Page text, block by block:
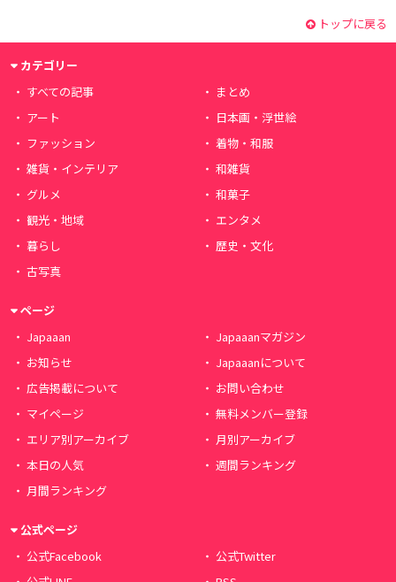
トップに戻る
カテゴリー
すべての記事
まとめ
アート
日本画・浮世絵
ファッション
着物・和服
雑貨・インテリア
和雑貨
グルメ
和菓子
観光・地域
エンタメ
暮らし
歴史・文化
古写真
ページ
Japaaan
Japaaanマガジン
お知らせ
Japaaanについて
広告掲載について
お問い合わせ
マイページ
無料メンバー登録
エリア別アーカイブ
月別アーカイブ
本日の人気
週間ランキング
月間ランキング
公式ページ
公式Facebook
公式Twitter